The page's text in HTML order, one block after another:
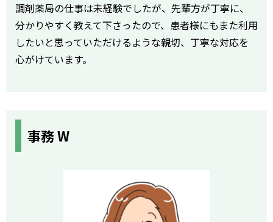
調剤薬局の仕事は未経験でしたが、先輩方が丁寧に、
分かりやすく教えて下さったので、患者様にもまた利用
したいと思っていただけるような親切、丁寧な対応を
心がけています。
事務 W